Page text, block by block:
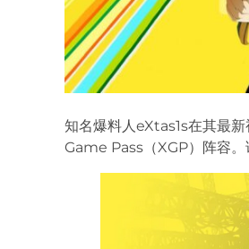
知名爆料人eXtas1s在其最
Game Pass（XGP）阵容。